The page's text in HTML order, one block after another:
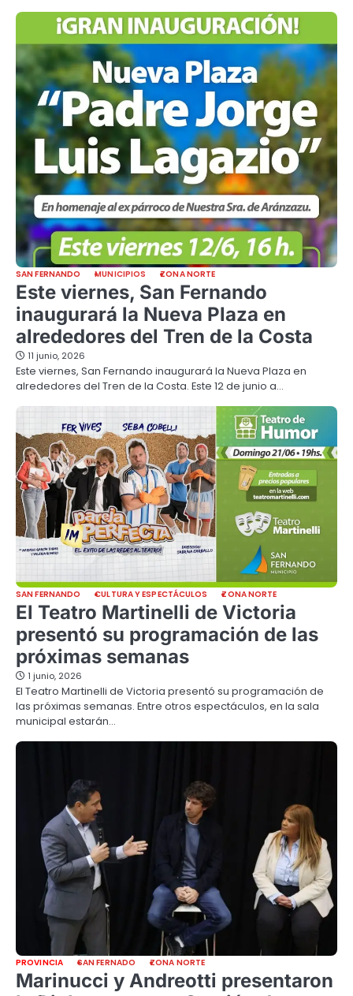
SAN FERNANDO MUNICIPIOS ZONA NORTE
Este viernes, San Fernando
inaugurará la Nueva Plaza en
alrededores del Tren de la Costa
11 junio, 2026
Este viernes, San Fernando inaugurará la Nueva Plaza en
alrededores del Tren de la Costa. Este 12 de junio a…
SAN FERNANDO CULTURA Y ESPECTÁCULOS ZONA NORTE
El Teatro Martinelli de Victoria
presentó su programación de las
próximas semanas
1 junio, 2026
El Teatro Martinelli de Victoria presentó su programación de
las próximas semanas. Entre otros espectáculos, en la sala
municipal estarán…
PROVINCIA SAN FERNADO ZONA NORTE
Marinucci y Andreotti presentaron